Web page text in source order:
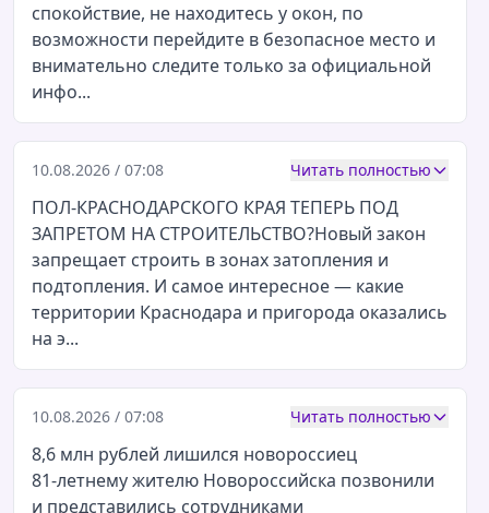
спокойствие, не находитесь у окон, по
возможности перейдите в безопасное место и
внимательно следите только за официальной
инфо...
10.08.2026 / 07:08 Читать полностью
ПОЛ-КРАСНОДАРСКОГО КРАЯ ТЕПЕРЬ ПОД
ЗАПРЕТОМ НА СТРОИТЕЛЬСТВО?Новый закон
запрещает строить в зонах затопления и
подтопления. И самое интересное — какие
территории Краснодара и пригорода оказались
на э...
10.08.2026 / 07:08 Читать полностью
8,6 млн рублей лишился новороссиец
81‑летнему жителю Новороссийска позвонили
и представились сотрудниками